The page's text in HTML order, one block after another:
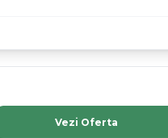
Vezi Oferta